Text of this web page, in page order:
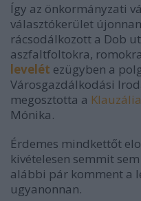
Így az önkormányzati
választókerület
rácsodálkozott a Dob
aszfaltfoltokra,
levelét ezügyben a
Városgazdálkodási
megosztotta a
Mónika.
Érdemes mindkettőt
kivételesen semmit
alábbi pár komment a
ugyanonnan.